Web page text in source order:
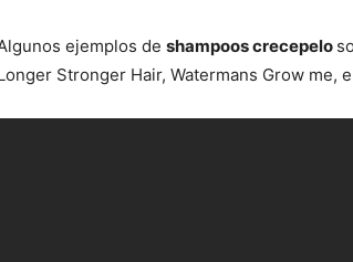
ejemplos de shampoos crecepelo
Stronger Hair, Watermans Grow me,